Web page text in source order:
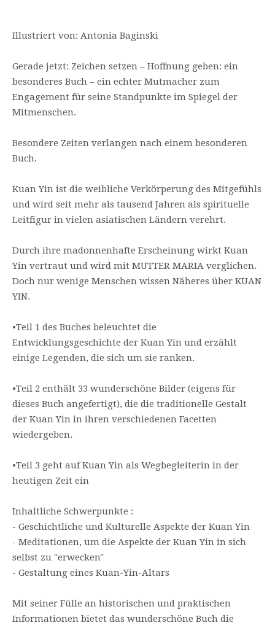
Illustriert von: Antonia Baginski
Gerade jetzt: Zeichen setzen – Hoffnung geben: ein
besonderes Buch – ein echter Mutmacher zum
Engagement für seine Standpunkte im Spiegel der
Mitmenschen.
Besondere Zeiten verlangen nach einem besonderen
Buch.
Kuan Yin ist die weibliche Verkörperung des Mitgefühls
und wird seit mehr als tausend Jahren als spirituelle
Leitfigur in vielen asiatischen Ländern verehrt.
Durch ihre madonnenhafte Erscheinung wirkt Kuan
Yin vertraut und wird mit MUTTER MARIA verglichen.
Doch nur wenige Menschen wissen Näheres über KUAN
YIN.
•Teil 1 des Buches beleuchtet die
Entwicklungsgeschichte der Kuan Yin und erzählt
einige Legenden, die sich um sie ranken.
•Teil 2 enthält 33 wunderschöne Bilder (eigens für
dieses Buch angefertigt), die die traditionelle Gestalt
der Kuan Yin in ihren verschiedenen Facetten
wiedergeben.
•Teil 3 geht auf Kuan Yin als Wegbegleiterin in der
heutigen Zeit ein
Inhaltliche Schwerpunkte :
- Geschichtliche und Kulturelle Aspekte der Kuan Yin
- Meditationen, um die Aspekte der Kuan Yin in sich
selbst zu "erwecken"
- Gestaltung eines Kuan-Yin-Altars
Mit seiner Fülle an historischen und praktischen
Informationen bietet das wunderschöne Buch die